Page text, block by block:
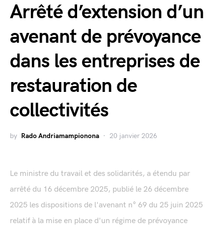
Arrêté d’extension d’un
avenant de prévoyance
dans les entreprises de
restauration de
collectivités
by Rado Andriamampionona 20 janvier 2026
Le ministre du travail et des solidarités, a étendu par
arrêté du 16 décembre 2025, publié le 26 décembre
2025 les dispositions de l'avenant n° 69 du 25 juin 2025
relatif à la mise en place d'un régime de prévoyance